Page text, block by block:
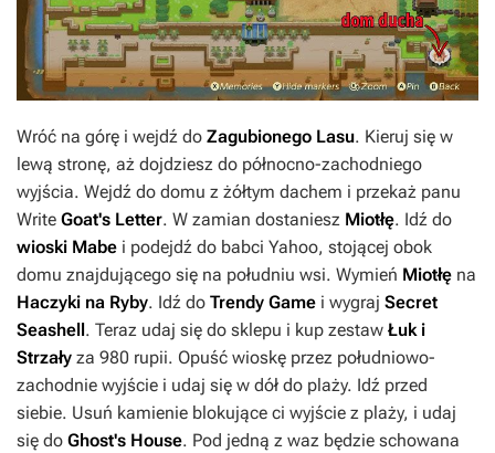
Wróć na górę i wejdź do Zagubionego Lasu. Kieruj się w
lewą stronę, aż dojdziesz do północno-zachodniego
wyjścia. Wejdź do domu z żółtym dachem i przekaż panu
Write Goat's Letter. W zamian dostaniesz Miotłę. Idź do
wioski Mabe i podejdź do babci Yahoo, stojącej obok
domu znajdującego się na południu wsi. Wymień Miotłę na
Haczyki na Ryby. Idź do Trendy Game i wygraj Secret
Seashell. Teraz udaj się do sklepu i kup zestaw Łuk i
Strzały za 980 rupii. Opuść wioskę przez południowo-
zachodnie wyjście i udaj się w dół do plaży. Idź przed
siebie. Usuń kamienie blokujące ci wyjście z plaży, i udaj
się do Ghost's House. Pod jedną z waz będzie schowana